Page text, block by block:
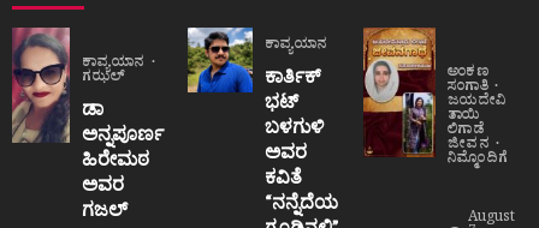
ಕಾವ್ಯಯಾನ
ಗಝಲ್
ಡಾ
ಅನ್ನಪೂರ್ಣ
ಹಿರೇಮಠ
ಅವರ
ಗಜಲ್
ಕಾವ್ಯಯಾನ
ಕಾರ್ತಿಕ್
ಭಟ್
ಬಳಗುಳಿ
ಅವರ
ಕವಿತೆ
“ನನ್ನೆದೆಯ
ಅಂಕಣ
ಸಂಗಾತಿ
ಜಯದೇವಿ
ತಾಯಿ
ಲಿಗಾಡೆ
ಜೀವನ
ನಿಮ್ಮೊಂದಿಗೆ
August